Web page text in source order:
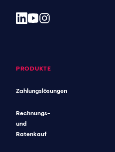
PRODUKTE
Zahlungslösungen
Rechnungs-
und
Ratenkauf